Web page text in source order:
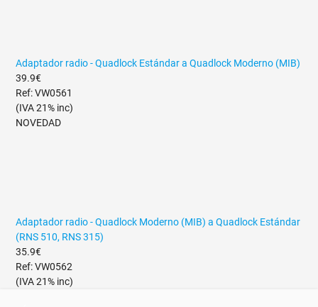
Adaptador radio - Quadlock Estándar a Quadlock Moderno (MIB)
39.9€
Ref: VW0561
(IVA 21% inc)
NOVEDAD
Adaptador radio - Quadlock Moderno (MIB) a Quadlock Estándar
(RNS 510, RNS 315)
35.9€
Ref: VW0562
(IVA 21% inc)